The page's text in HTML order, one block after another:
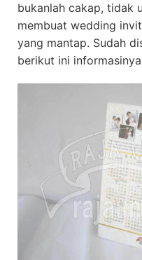
bukanlah cakap, tidak
membuat wedding
yang mantap. Sudah
berikut ini